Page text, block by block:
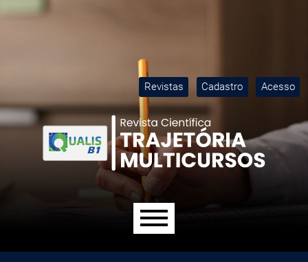
Ir para o menu de navegação principal
Ir para o conteúdo principal
Ir para o rodapé
Revistas Cadastro Acesso